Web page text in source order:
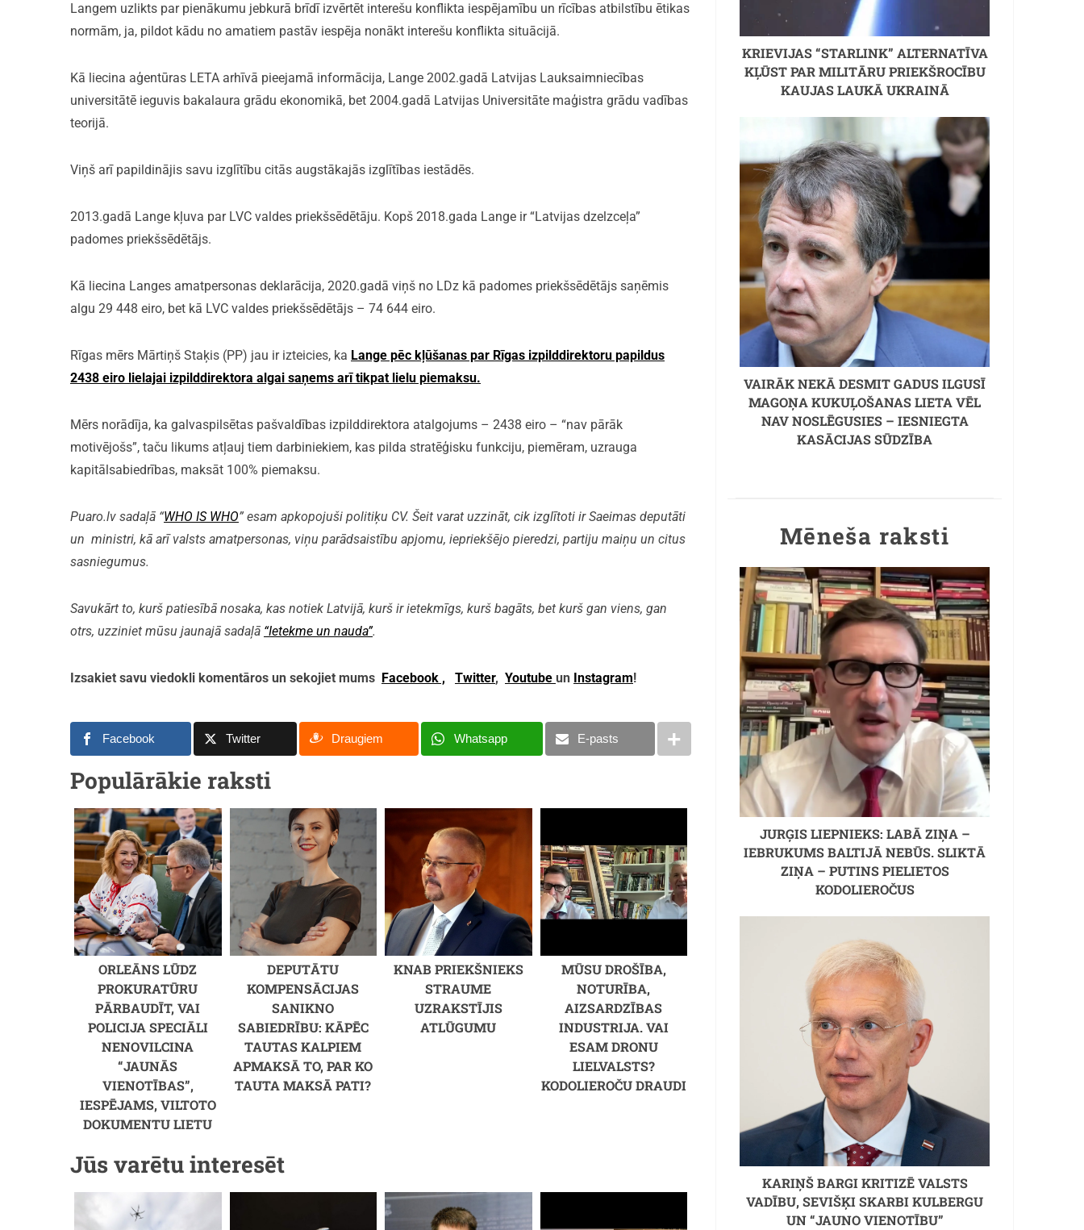
Langem uzlikts par pienākumu jebkurā brīdī izvērtēt interešu konflikta iespējamību un rīcības atbilstību ētikas
normām, ja, pildot kādu no amatiem pastāv iespēja nonākt interešu konflikta situācijā.
Kā liecina aģentūras LETA arhīvā pieejamā informācija, Lange 2002.gadā Latvijas Lauksaimniecības
universitātē ieguvis bakalaura grādu ekonomikā, bet 2004.gadā Latvijas Universitāte maģistra grādu vadības
teorijā.
Viņš arī papildinājis savu izglītību citās augstākajās izglītības iestādēs.
2013.gadā Lange kļuva par LVC valdes priekšsēdētāju. Kopš 2018.gada Lange ir “Latvijas dzelzceļa”
padomes priekšsēdētājs.
Kā liecina Langes amatpersonas deklarācija, 2020.gadā viņš no LDz kā padomes priekšsēdētājs saņēmis
algu 29 448 eiro, bet kā LVC valdes priekšsēdētājs – 74 644 eiro.
Rīgas mērs Mārtiņš Staķis (PP) jau ir izteicies, ka Lange pēc kļūšanas par Rīgas izpilddirektoru papildus
2438 eiro lielajai izpilddirektora algai saņems arī tikpat lielu piemaksu.
Mērs norādīja, ka galvaspilsētas pašvaldības izpilddirektora atalgojums – 2438 eiro – “nav pārāk
motivējošs”, taču likums atļauj tiem darbiniekiem, kas pilda stratēģisku funkciju, piemēram, uzrauga
kapitālsabiedrības, maksāt 100% piemaksu.
Puaro.lv sadaļā “WHO IS WHO” esam apkopojuši politiķu CV. Šeit varat uzzināt, cik izglītoti ir Saeimas deputāti
un ministri, kā arī valsts amatpersonas, viņu parādsaistību apjomu, iepriekšējo pieredzi, partiju maiņu un citus
sasniegumus.
Savukārt to, kurš patiesībā nosaka, kas notiek Latvijā, kurš ir ietekmīgs, kurš bagāts, bet kurš gan viens, gan
otrs, uzziniet mūsu jaunajā sadaļā “Ietekme un nauda”.
Izsakiet savu viedokli komentāros un sekojiet mums Facebook , Twitter, Youtube un Instagram!
Facebook Twitter Draugiem Whatsapp E-pasts
Populārākie raksti
ORLEĀNS LŪDZ
PROKURATŪRU
PĀRBAUDĪT, VAI
POLICIJA SPECIĀLI
NENOVILCINA
“JAUNĀS
VIENOTĪBAS”,
IESPĒJAMS, VILTOTO
DOKUMENTU LIETU
DEPUTĀTU
KOMPENSĀCIJAS
SANIKNO
SABIEDRĪBU: KĀPĒC
TAUTAS KALPIEM
APMAKSĀ TO, PAR KO
TAUTA MAKSĀ PATI?
KNAB PRIEKŠNIEKS
STRAUME
UZRAKSTĪJIS
ATLŪGUMU
MŪSU DROŠĪBA,
NOTURĪBA,
AIZSARDZĪBAS
INDUSTRIJA. VAI
ESAM DRONU
LIELVALSTS?
KODOLIEROČU DRAUDI
Jūs varētu interesēt
KRIEVIJAS “STARLINK” ALTERNATĪVA
KĻŪST PAR MILITĀRU PRIEKŠROCĪBU
KAUJAS LAUKĀ UKRAINĀ
VAIRĀK NEKĀ DESMIT GADUS ILGUSĪ
MAGOŅA KUKUĻOŠANAS LIETA VĒL
NAV NOSLĒGUSIES – IESNIEGTA
KASĀCIJAS SŪDZĪBA
Mēneša raksti
JURĢIS LIEPNIEKS: LABĀ ZIŅA –
IEBRUKUMS BALTIJĀ NEBŪS. SLIKTĀ
ZIŅA – PUTINS PIELIETOS
KODOLIEROČUS
KARIŅŠ BARGI KRITIZĒ VALSTS
VADĪBU, SEVIŠĶI SKARBI KULBERGU
UN “JAUNO VIENOTĪBU”